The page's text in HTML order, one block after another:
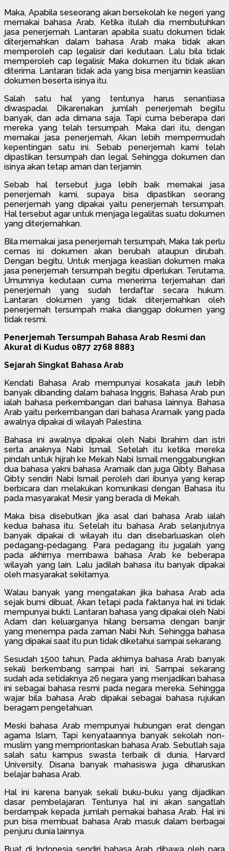
Maka, Apabila seseorang akan bersekolah ke negeri yang
memakai bahasa Arab, Ketika itulah dia membutuhkan
jasa penerjemah. Lantaran apabila suatu dokumen tidak
diterjemahkan dalam bahasa Arab maka tidak akan
memperoleh cap legalisir dari kedutaan. Lalu bila tidak
memperoleh cap legalisir, Maka dokumen itu tidak akan
diterima. Lantaran tidak ada yang bisa menjamin keaslian
dokumen beserta isinya itu.
Salah satu hal yang tentunya harus senantiasa
diwaspadai. Dikarenakan jumlah penerjemah begitu
banyak, dan ada dimana saja. Tapi cuma beberapa dari
mereka yang telah tersumpah. Maka dari itu, dengan
memakai jasa penerjemah, Akan lebih mempermudah
kepentingan satu ini. Sebab penerjemah kami telah
dipastikan tersumpah dan legal. Sehingga dokumen dan
isinya akan tetap aman dan terjamin.
Sebab hal tersebut juga lebih baik memakai jasa
penerjemah kami, supaya bisa dipastikan seorang
penerjemah yang dipakai yaitu penerjemah tersumpah.
Hal tersebut agar untuk menjaga legalitas suatu dokumen
yang diterjemahkan.
Bila memakai jasa penerjemah tersumpah, Maka tak perlu
cemas isi dokumen akan berubah ataupun dirubah.
Dengan begitu, Untuk menjaga keaslian dokumen maka
jasa penerjemah tersumpah begitu diperlukan. Terutama,
Umumnya kedutaan cuma menerima terjemahan dari
penerjemah yang sudah terdaftar secara hukum.
Lantaran dokumen yang tidak diterjemahkan oleh
penerjemah tersumpah maka dianggap dokumen yang
tidak resmi.
Penerjemah Tersumpah Bahasa Arab Resmi dan
Akurat di Kudus 0877 2768 8883
Sejarah Singkat Bahasa Arab
Kendati Bahasa Arab mempunyai kosakata jauh lebih
banyak dibanding dalam bahasa Inggris, Bahasa Arab pun
ialah bahasa perkembangan dari bahasa lainnya. Bahasa
Arab yaitu perkembangan dari bahasa Aramaik yang pada
awalnya dipakai di wilayah Palestina.
Bahasa ini awalnya dipakai oleh Nabi Ibrahim dan istri
serta anaknya Nabi Ismail. Setelah itu ketika mereka
pindah untuk hijrah ke Mekah Nabi Ismail menggabungkan
dua bahasa yakni bahasa Aramaik dan juga Qibty. Bahasa
Qibty sendiri Nabi Ismail peroleh dari ibunya yang kerap
berbicara dan melakukan komunikasi dengan Bahasa itu
pada masyarakat Mesir yang berada di Mekah.
Maka bisa disebutkan jika asal dari bahasa Arab ialah
kedua bahasa itu. Setelah itu bahasa Arab selanjutnya
banyak dipakai di wilayah itu dan disebarluaskan oleh
pedagang-pedagang. Para pedagang itu jugalah yang
pada akhirnya membawa bahasa Arab ke beberapa
wilayah yang lain. Lalu jadilah bahasa itu banyak dipakai
oleh masyarakat sekitarnya.
Walau banyak yang mengatakan jika bahasa Arab ada
sejak bumi dibuat, Akan tetapi pada faktanya hal ini tidak
mempunyai bukti. Lantaran bahasa yang dipakai oleh Nabi
Adam dan keluarganya hilang bersama dengan banjir
yang menempa pada zaman Nabi Nuh. Sehingga bahasa
yang dipakai saat itu pun tidak diketahui sampai sekarang.
Sesudah 1500 tahun, Pada akhirnya bahasa Arab banyak
sekali berkembang sampai hari ini. Sampai sekarang
sudah ada setidaknya 26 negara yang menjadikan bahasa
ini sebagai bahasa resmi pada negara mereka. Sehingga
wajar bila bahasa Arab dipakai sebagai bahasa rujukan
beragam pengetahuan.
Meski bahasa Arab mempunyai hubungan erat dengan
agama Islam, Tapi kenyataannya banyak sekolah non-
muslim yang memprioritaskan bahasa Arab. Sebutlah saja
salah satu kampus swasta terbaik di dunia, Harvard
University. Disana banyak mahasiswa juga diharuskan
belajar bahasa Arab.
Hal ini karena banyak sekali buku-buku yang dijadikan
dasar pembelajaran. Tentunya hal ini akan sangatlah
berdampak kepada jumlah pemakai bahasa Arab. Hal ini
pun bisa membuat bahasa Arab masuk dalam berbagai
penjuru dunia lainnya.